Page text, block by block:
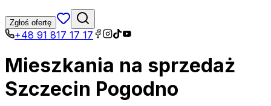
Zgłoś ofertę
+48 91 817 17 17
Mieszkania na sprzedaż
Szczecin Pogodno